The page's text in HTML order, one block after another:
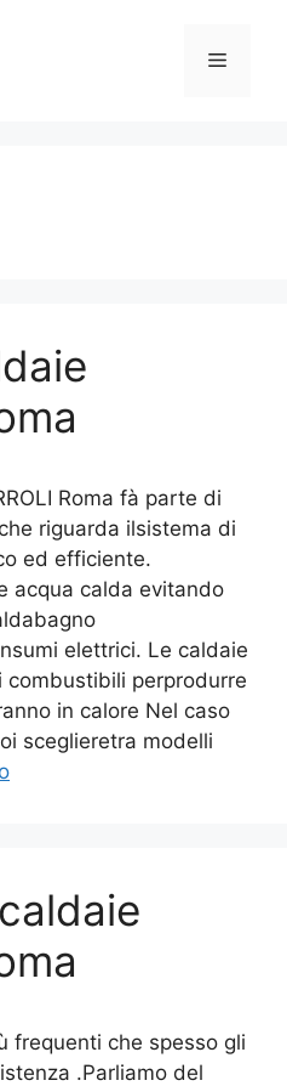
Menu
Roma fà parte di
riguarda ilsistema di
ed efficiente.
acqua calda evitando
elettrici. Le caldaie
perprodurre
in calore Nel caso
sceglieretra modelli
frequenti che spesso gli
.Parliamo del